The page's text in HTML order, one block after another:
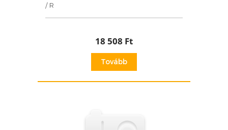
/ R
18 508 Ft
Tovább